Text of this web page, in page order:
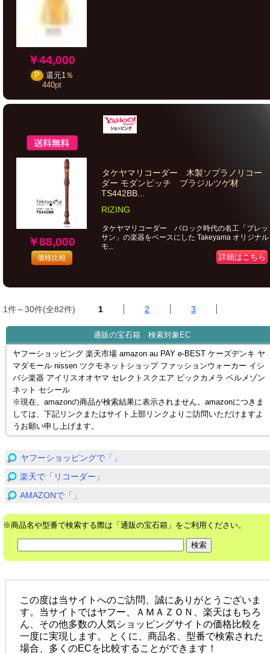
￥44,000
P 還元1％
440pt
￥88,000
価格比較
タケヤマリコーダー 木製ソプラノリコー
ダー モダンピッチ ブラジルツゲ材
TS442BB...
RIZING
タケヤマリコーダー バロック時代の名工「ブレッ
サン」の楽器をベースにした Takeyama オリジナル
モ...
詳細はこちら
1件～30件(全82件) 1 2 3
通販の宝石箱 検索対象EC
ヤフーショッピング 楽天市場 amazon au PAY e-BEST ケーズデンキ ヤ
マダモール nissen ツクモネットショップ ファッションウォーカー イシ
バシ楽器 アイリスオオヤマ セレクトスクエア ビックカメラ ベルメゾン
ネット セシール
※現在、amazonの商品が検索結果に表示されません。amazonにつきま
しては、下記リンクまたはサイト上部リンクよりご訪問いただけますよ
うお願い申し上げます。
ヤフーショッピングで「」
楽天で「リコーダー」
AMAZONで「」
※商品名や型番で検索する際は「通販の宝石箱」をご利用ください。
この度は当サイトへのご訪問、誠にありがとうございま
す。当サイトではヤフー、ＡＭＡＺＯＮ、楽天はもちろ
ん、その他多数の人気ショッピングサイトの価格比較を
一度に実現します。 とくに、商品名、型番で検索された
場合、多くのECを比較することができます！